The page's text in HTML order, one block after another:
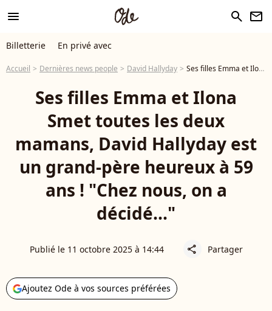
menu search newsletter
Billetterie En privé avec
Accueil Dernières news people David Hallyday Ses filles Emma et Ilona Smet toutes les deux mamans, David Hallyday est un grand-père heureux à 59 ans ! "Chez nous, on a décidé..."
Ses filles Emma et Ilona
Smet toutes les deux
mamans, David Hallyday est
un grand-père heureux à 59
ans ! "Chez nous, on a
décidé..."
Publié le 11 octobre 2025 à 14:44 share Partager
Ajoutez Ode à vos sources préférées